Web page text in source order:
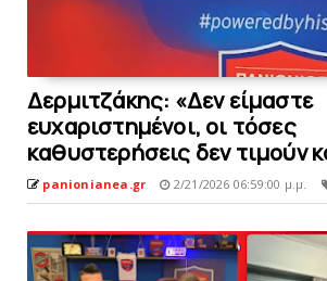
Δερμιτζάκης: «Δεν είμαστε
ευχαριστημένοι, οι τόσες
καθυστερήσεις δεν τιμούν
panionianea.gr 2/21/2026 06:59:00 μ.μ.